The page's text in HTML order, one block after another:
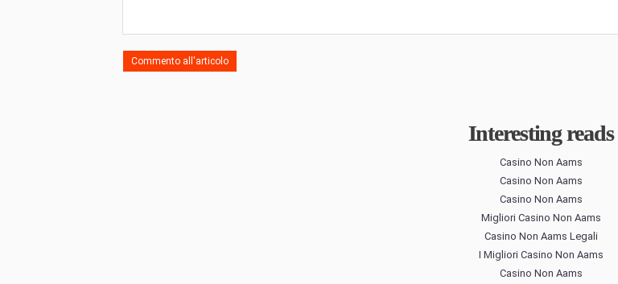
Interesting reads
Casino Non Aams
Casino Non Aams
Casino Non Aams
Migliori Casino Non Aams
Casino Non Aams Legali
I Migliori Casino Non Aams
Casino Non Aams